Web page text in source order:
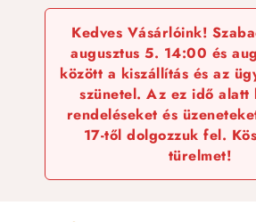
Kedves Vásárlóink!
augusztus 5. 14:00 és
között a kiszállítás és az
szünetel. Az ez idő alatt
rendeléseket és
17-től dolgozzuk fel.
türelmet!